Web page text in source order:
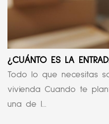
¿CUÁNTO ES LA
Todo lo que necesitas
vivienda Cuando te
una de l...